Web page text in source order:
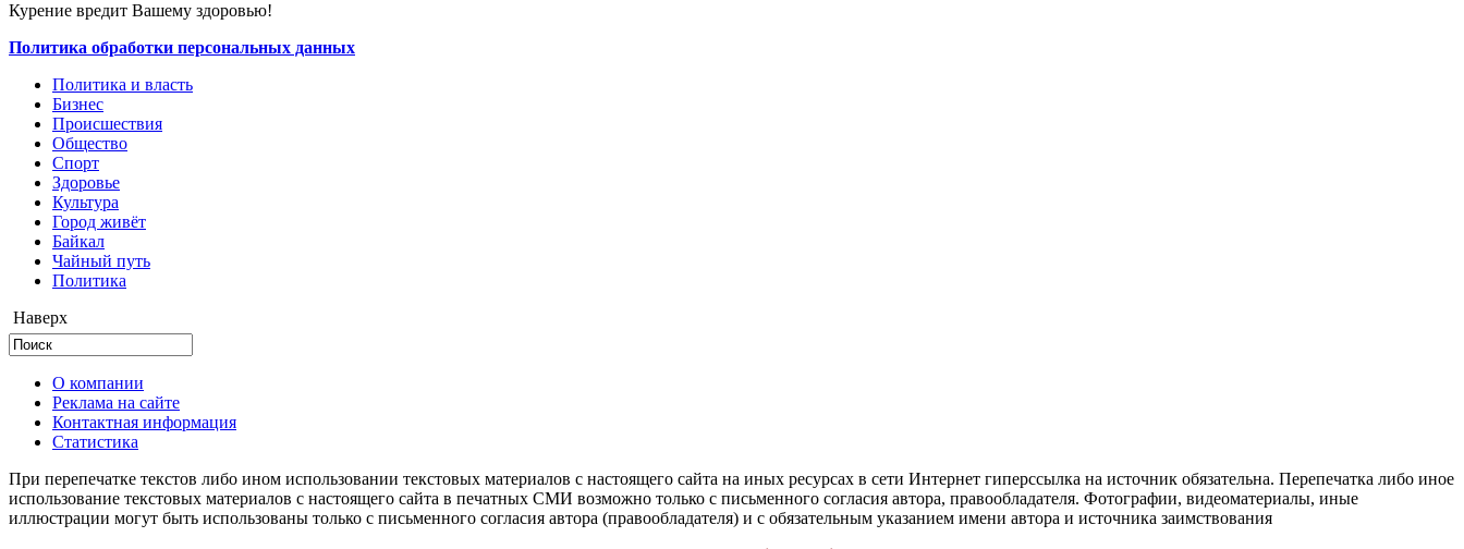
Курение вредит Вашему здоровью!
Политика обработки персональных данных
Политика и власть
Бизнес
Происшествия
Общество
Cпорт
Здоровье
Культура
Город живёт
Байкал
Чайный путь
Политика
Наверх
О компании
Реклама на сайте
Контактная информация
Статистика
При перепечатке текстов либо ином использовании текстовых материалов с настоящего сайта на иных ресурсах в сети Интернет гиперссылка на источник обязательна. Перепечатка либо иное
использование текстовых материалов с настоящего сайта в печатных СМИ возможно только с письменного согласия автора, правообладателя. Фотографии, видеоматериалы, иные
иллюстрации могут быть использованы только с письменного согласия автора (правообладателя) и с обязательным указанием имени автора и источника заимствования